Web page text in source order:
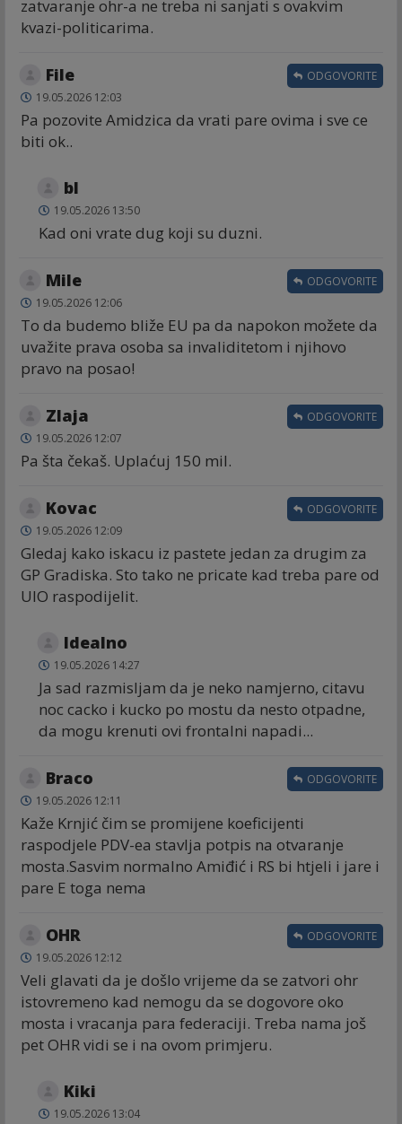
zatvaranje ohr-a ne treba ni sanjati s ovakvim
kvazi-politicarima.
File
19.05.2026 12:03
Pa pozovite Amidzica da vrati pare ovima i sve ce
biti ok..
ODGOVORITE
bl
19.05.2026 13:50
Kad oni vrate dug koji su duzni.
Mile
19.05.2026 12:06
To da budemo bliže EU pa da napokon možete da
uvažite prava osoba sa invaliditetom i njihovo
pravo na posao!
ODGOVORITE
Zlaja
19.05.2026 12:07
Pa šta čekaš. Uplaćuj 150 mil.
ODGOVORITE
Kovac
19.05.2026 12:09
Gledaj kako iskacu iz pastete jedan za drugim za
GP Gradiska. Sto tako ne pricate kad treba pare od
UIO raspodijelit.
ODGOVORITE
Idealno
19.05.2026 14:27
Ja sad razmisljam da je neko namjerno, citavu
noc cacko i kucko po mostu da nesto otpadne,
da mogu krenuti ovi frontalni napadi...
Braco
19.05.2026 12:11
Kaže Krnjić čim se promijene koeficijenti
raspodjele PDV-ea stavlja potpis na otvaranje
mosta.Sasvim normalno Amiđić i RS bi htjeli i jare i
pare E toga nema
ODGOVORITE
OHR
19.05.2026 12:12
Veli glavati da je došlo vrijeme da se zatvori ohr
istovremeno kad nemogu da se dogovore oko
mosta i vracanja para federaciji. Treba nama još
pet OHR vidi se i na ovom primjeru.
ODGOVORITE
Kiki
19.05.2026 13:04